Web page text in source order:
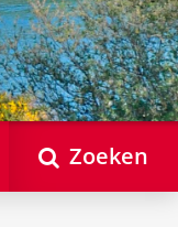
Zoeken